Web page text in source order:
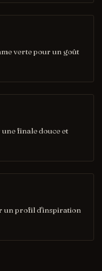
verte pour un goût
finale douce et
un profil d'inspiration